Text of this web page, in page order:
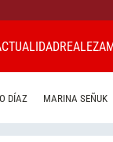
REALEZA
DÍAZ MARINA SEÑUK